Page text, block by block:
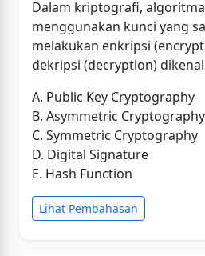
Dalam kriptografi,
menggunakan kunci yang
melakukan enkripsi
dekripsi (decryption)
A. Public Key Cryptography
B. Asymmetric Cryptography
C. Symmetric Cryptography
D. Digital Signature
E. Hash Function
Lihat Pembahasan